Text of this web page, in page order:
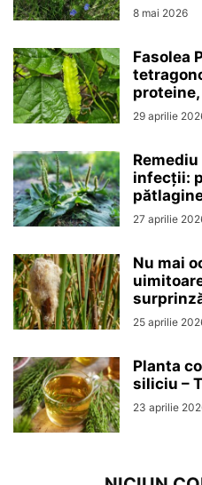
8 mai 2026
Fasolea
29 aprilie
infecții:
27 aprilie
Nu mai
25 aprilie
Planta
siliciu –
23 aprilie